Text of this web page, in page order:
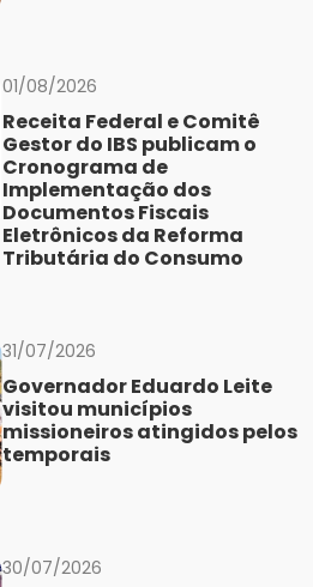
01/08/2026
Receita Federal e Comitê
Gestor do IBS publicam o
Cronograma de
Implementação dos
Documentos Fiscais
Eletrônicos da Reforma
Tributária do Consumo
31/07/2026
Governador Eduardo Leite
visitou municípios
missioneiros atingidos pelos
temporais
30/07/2026